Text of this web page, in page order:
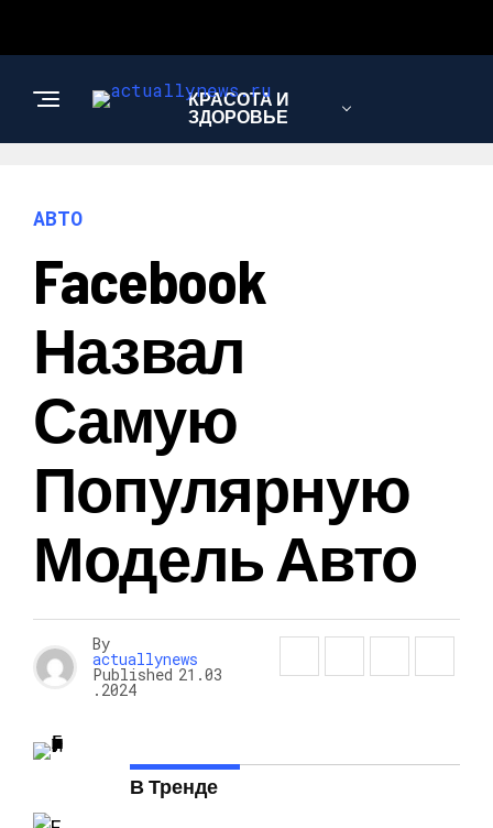
КРАСОТА И
ЗДОРОВЬЕ
АВТО
Facebook
Назвал
Самую
Популярную
Модель Авто
By
actuallynews
Published 21.03
.2024
В Тренде